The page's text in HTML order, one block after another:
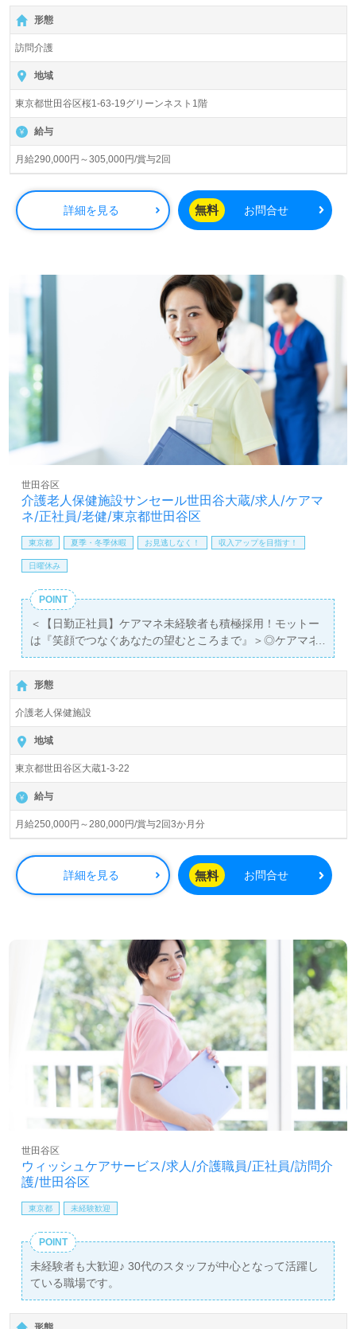
【月給290,000円～305,000円 /賞与2回】＊初任者研修以
上有資格者向け求人＊『経堂駅』徒歩8分。
『ケアリッツ経堂』株式会社ケアリッツ・アンド・パート
ナーズ Careritz & Partners, Inc.（本社：東京都新宿区）様
の運営です。正社員2,991名以上（2024.11月現在）。宮城
県、東京都、神奈川県、千葉県、埼玉県、愛知県、山梨
県、大阪府を中心に訪問介護、通所介護、短期入所生活介
ル、トラベル事業を展開。IT技術を活用して介護業界NO.1
を目指す注目の企業様です。
◎ご利用者様の笑顔がやりがいに！『ケアリッツ品質』で
プロフェッショナル訪問介護を実現される事業所様！◎
（介護業務、買い物や掃除、洗濯等の日常生活サポート）
をお願いします。それぞれの成長に沿った研修プログラム
も充実！完全週休2日制の働きやすい勤務形態、多彩な資
格支援制度、働く人を大切にするカルチャー、協力し合え
る職場の人間関係もうれしいポイント！『訪問介護でご利
用者様やご家族様のお役に立ちたい、お一人おひとりに寄
り添った介護支援を行いたい』『日勤正社員で働きたい、
メリハリをつけて働きたい』『転職で施設形態や環境を変
えて仕事をしたい』等の方も大歓迎です！サービス展開エ
リアは世田谷区。募集詳細等、担当コンサルタントよりご
案内します。お問い合わせも遠慮なくお願いします。
しは【ウィルオブ介護】＊求人情報収集、将来的に検討の
方も遠慮なく＊
LINE、メール、お電話などご希望に応じてお問い合わせ/ご
相談可能です。転職相談、求人紹介、年収交渉など完全無
料サービスをご利用いただけます。＜非公開求人も取扱い
せお待ちしております。
形態
訪問介護
地域
東京都世田谷区桜1-63-19グリーンネスト1階
給与
月給290,000円～305,000円/賞与2回
詳細を見る 無料 お問合せ
介護老人保健施設サンセール世田谷大蔵/求人/ケアマ
ネ/正社員/老健/東京都世田谷区
世田谷区
東京都 夏季・冬季休暇 お見逃しなく！ 収入アップを目指す！
日曜休み
POINT
＜【日勤正社員】ケアマネ未経験者も積極採用！モットー
は『笑顔でつなぐあなたの望むところまで』＞◎ケアマネ
ージャー/正社員募集◎【月給250,000円～280,000円】＊
介護支援専門員有資格者向け求人＊『用賀駅』より路線バ
スが便利です。
入所定員77名（従来型個室/多床室）『介護老人保健施設サ
ンセール世田谷大蔵』医療法人社団美誠会（本部：東京都
葛飾区）様の運営です。東京都を中心に介護老人保健施
設、訪問看護ステーション、ショートステイ、通所/訪問リ
ハビリテーション、有料老人ホーム事業を展開されていま
す。
◎夏季/年末年始休暇、残業ゼロ推進、有休消化率はほぼ
100％、保育費補助、資格取得支援制度等充実の事業所
様！◎
居宅または施設等でのケアマネジャー経験のある方はもち
ドケア』でご利用者様に寄り添う事業所様です。多職種の
職員様同士の協力体制、明るく建設的なコミュニケーショ
ン、それぞれの成長に合った資格支援制度や充実の教育研
修プログラムもおすすめポイント！『ご利用者様やご家族
様のお気持ちに寄り添ったケアプランを作成したい、資格/
経験を活かしたい』『やりがいを感じながら働きたい』
『転職でキャリアチェンジを実現したい、専門性を高めた
い』『施設形態、働き方、環境を変えて働きたい』等の方
も大歓迎です！こちらの求人は＜ケアマネージャー紹介専
任コンサルタント＞より、求人詳細等をご案内します。お
問い合わせも遠慮なくお願いします。
護】＊求人情報収集、将来的に検討の方も遠慮なく＊
LINE、メール、お電話などご希望に応じてお問い合わせ/ご
相談可能です。転職相談、求人紹介、年収交渉など完全無
料サービスをご利用いただけます。＜非公開求人も取扱い
せお待ちしております。
形態
介護老人保健施設
地域
東京都世田谷区大蔵1-3-22
給与
月給250,000円～280,000円/賞与2回3か月分
詳細を見る 無料 お問合せ
ウィッシュケアサービス/求人/介護職員/正社員/訪問介
護/世田谷区
世田谷区
東京都 未経験歓迎
POINT
未経験者も大歓迎♪ 30代のスタッフが中心となって活躍し
ている職場です。